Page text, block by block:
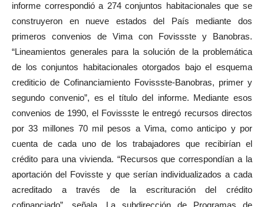
informe correspondió a 274 conjuntos habitacionales que se
construyeron en nueve estados del País mediante dos
primeros convenios de Vima con Fovissste y Banobras.
“Lineamientos generales para la solución de la problemática
de los conjuntos habitacionales otorgados bajo el esquema
crediticio de Cofinanciamiento Fovissste-Banobras, primer y
segundo convenio”, es el título del informe. Mediante esos
convenios de 1990, el Fovissste le entregó recursos directos
por 33 millones 70 mil pesos a Vima, como anticipo y por
cuenta de cada uno de los trabajadores que recibirían el
crédito para una vivienda. “Recursos que correspondían a la
aportación del Fovisste y que serían individualizados a cada
acreditado a través de la escrituración del crédito
cofinanciado”, señala. La subdirección de Programas de